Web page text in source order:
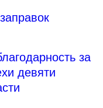
за
девяти